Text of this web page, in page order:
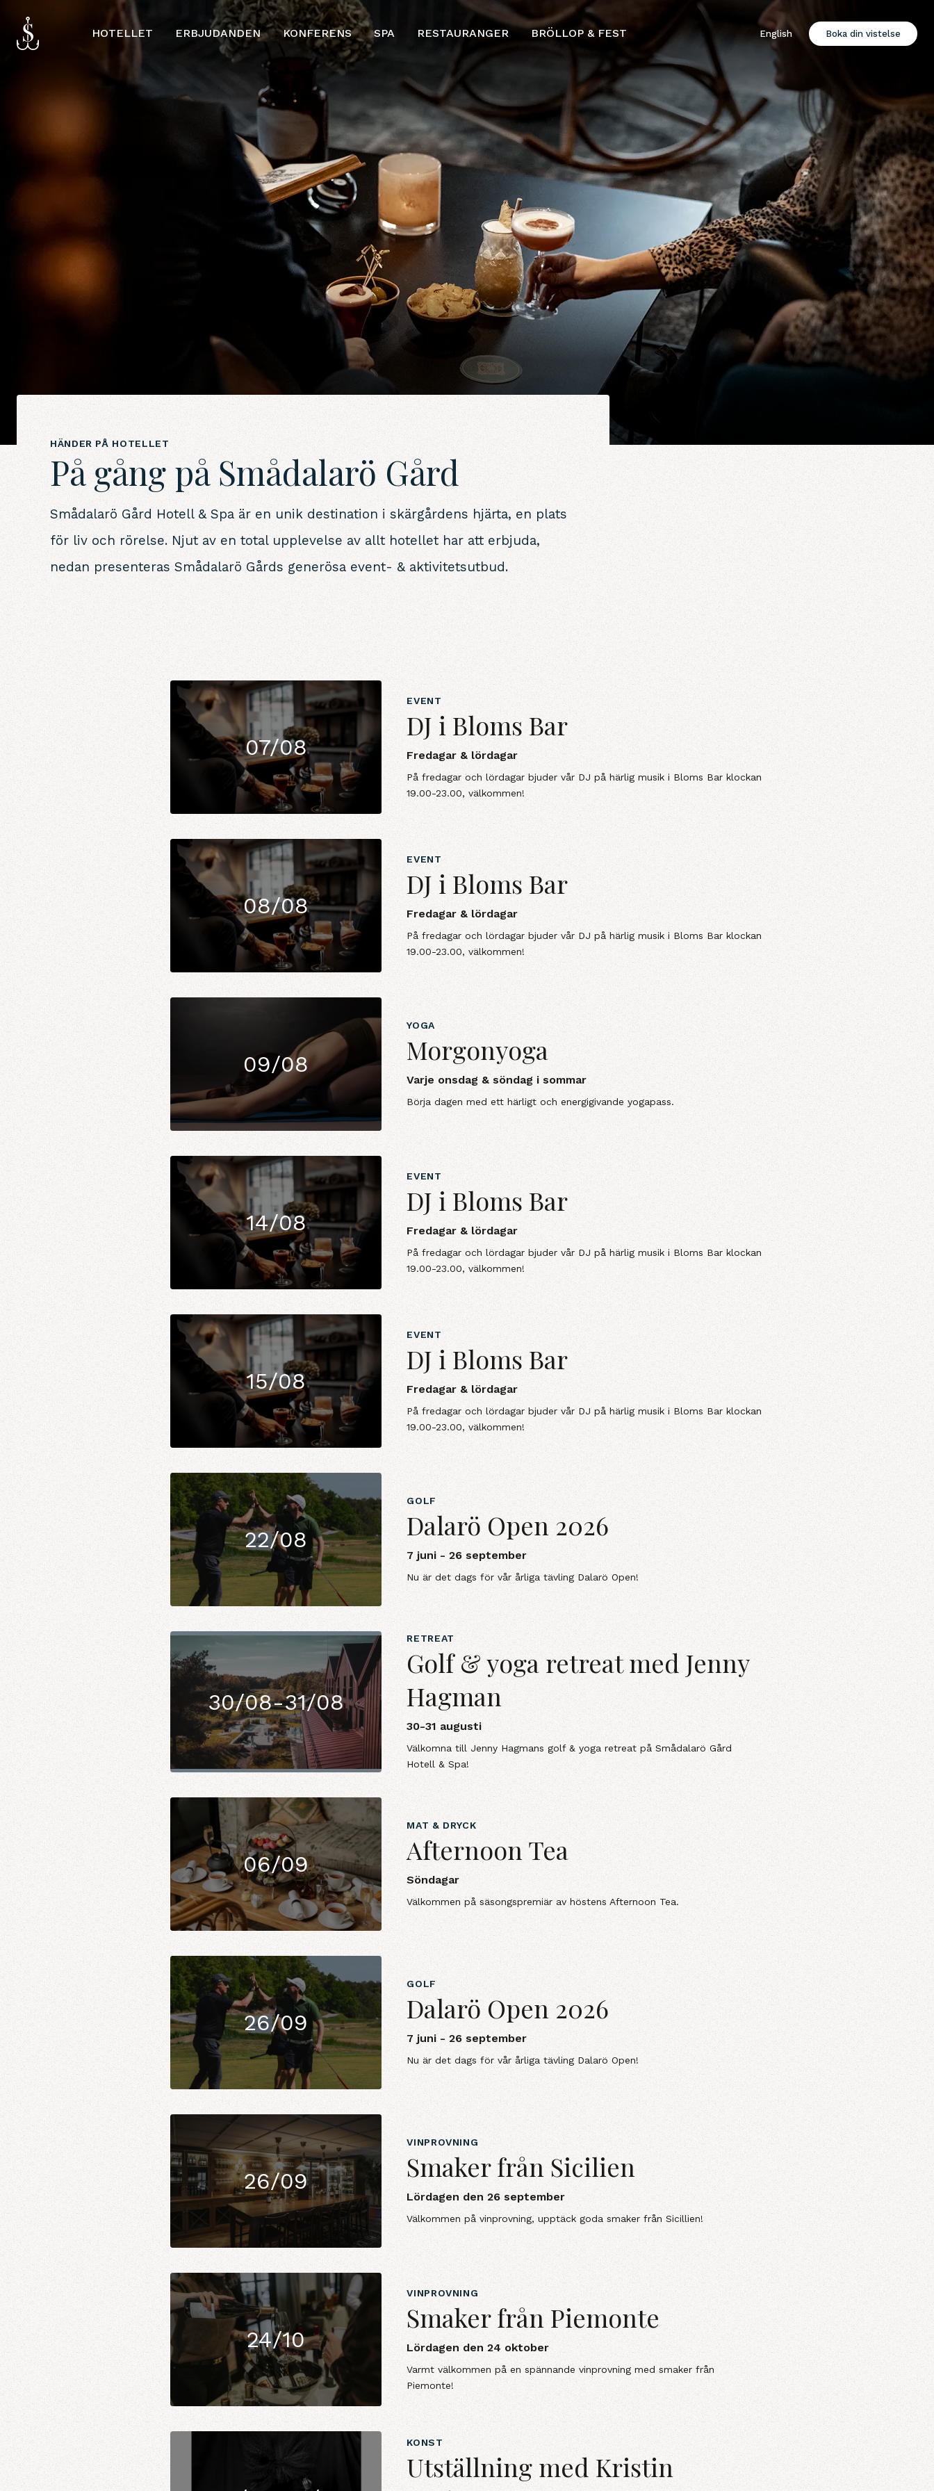
HOTELLET ERBJUDANDEN KONFERENS SPA RESTAURANGER BRÖLLOP & FEST English Boka din vistelse
HÄNDER PÅ HOTELLET
På gång på Smådalarö Gård
Smådalarö Gård Hotell & Spa är en unik destination i skärgårdens hjärta, en plats
för liv och rörelse. Njut av en total upplevelse av allt hotellet har att erbjuda,
nedan presenteras Smådalarö Gårds generösa event- & aktivitetsutbud.
07/08
EVENT
DJ i Bloms Bar
Fredagar & lördagar
På fredagar och lördagar bjuder vår DJ på härlig musik i Bloms Bar klockan
19.00-23.00, välkommen!
08/08
EVENT
DJ i Bloms Bar
Fredagar & lördagar
På fredagar och lördagar bjuder vår DJ på härlig musik i Bloms Bar klockan
19.00-23.00, välkommen!
09/08
YOGA
Morgonyoga
Varje onsdag & söndag i sommar
Börja dagen med ett härligt och energigivande yogapass.
14/08
EVENT
DJ i Bloms Bar
Fredagar & lördagar
På fredagar och lördagar bjuder vår DJ på härlig musik i Bloms Bar klockan
19.00-23.00, välkommen!
15/08
EVENT
DJ i Bloms Bar
Fredagar & lördagar
På fredagar och lördagar bjuder vår DJ på härlig musik i Bloms Bar klockan
19.00-23.00, välkommen!
22/08
GOLF
Dalarö Open 2026
7 juni - 26 september
Nu är det dags för vår årliga tävling Dalarö Open!
30/08-31/08
RETREAT
Golf & yoga retreat med Jenny
Hagman
30-31 augusti
Välkomna till Jenny Hagmans golf & yoga retreat på Smådalarö Gård
Hotell & Spa!
06/09
MAT & DRYCK
Afternoon Tea
Söndagar
Välkommen på säsongspremiär av höstens Afternoon Tea.
26/09
GOLF
Dalarö Open 2026
7 juni - 26 september
Nu är det dags för vår årliga tävling Dalarö Open!
26/09
VINPROVNING
Smaker från Sicilien
Lördagen den 26 september
Välkommen på vinprovning, upptäck goda smaker från Sicillien!
24/10
VINPROVNING
Smaker från Piemonte
Lördagen den 24 oktober
Varmt välkommen på en spännande vinprovning med smaker från
Piemonte!
KONST
Utställning med Kristin